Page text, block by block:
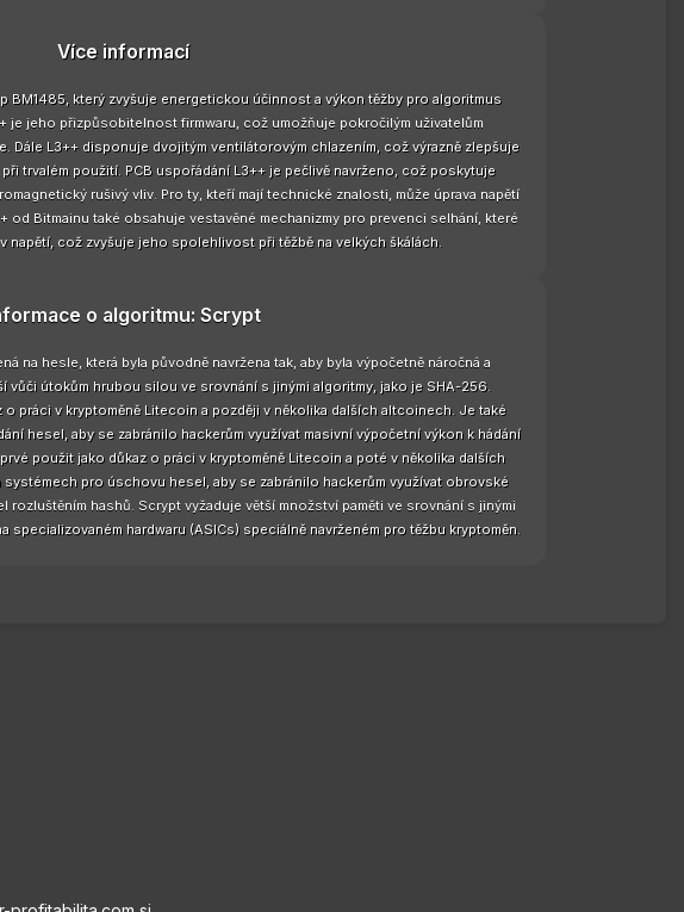
Více informací
BM1485, který zvyšuje energetickou účinnost a výkon těžby pro algoritmus
je jeho přizpůsobitelnost firmwaru, což umožňuje pokročilým uživatelům
Dále L3++ disponuje dvojitým ventilátorovým chlazením, což výrazně zlepšuje
trvalém použití. PCB uspořádání L3++ je pečlivě navrženo, což poskytuje
rušivý vliv. Pro ty, kteří mají technické znalosti, může úprava napětí
od Bitmainu také obsahuje vestavěné mechanizmy pro prevenci selhání, které
napětí, což zvyšuje jeho spolehlivost při těžbě na velkých škálách.
o algoritmu: Scrypt
na hesle, která byla původně navržena tak, aby byla výpočetně náročná a
vůči útokům hrubou silou ve srovnání s jinými algoritmy, jako je SHA-256.
práci v kryptoměně Litecoin a později v několika dalších altcoinech. Je také
hesel, aby se zabránilo hackerům využívat masivní výpočetní výkon k hádání
použit jako důkaz o práci v kryptoměně Litecoin a poté v několika dalších
pro úschovu hesel, aby se zabránilo hackerům využívat obrovské
hashů. Scrypt vyžaduje větší množství paměti ve srovnání s jinými
specializovaném hardwaru (ASICs) speciálně navrženém pro těžbu kryptoměn.